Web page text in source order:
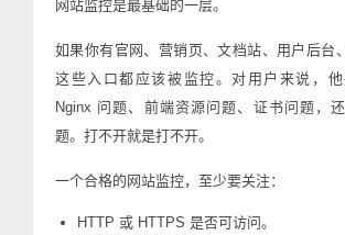
网站监控是最基础的一层。
如果你有官网、营销页、文档站、用户后台
这些入口都应该被监控。对用户来说，
Nginx 问题、前端资源问题、证书问题，
题。打不开就是打不开。
一个合格的网站监控，至少要关注：
HTTP 或 HTTPS 是否可访问。